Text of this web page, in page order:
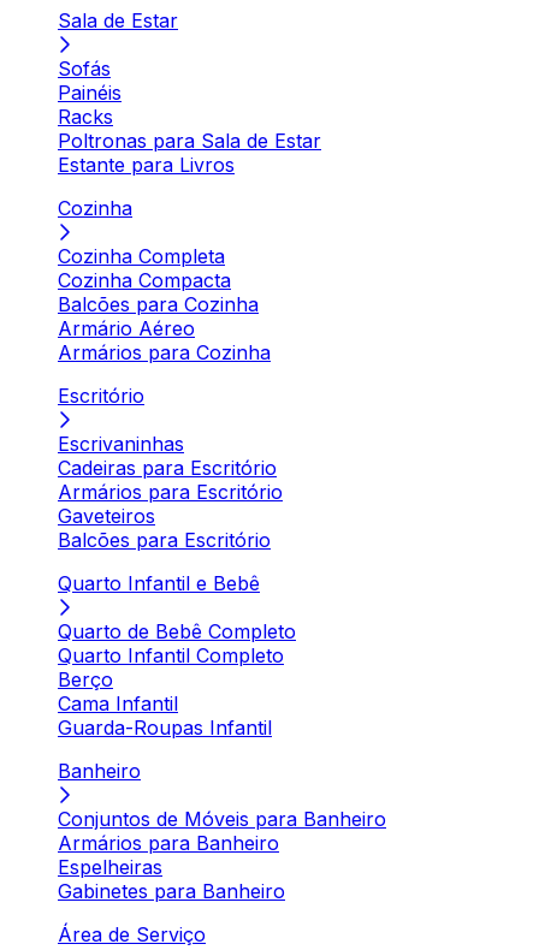
Sala de Estar
Sofás
Painéis
Racks
Poltronas para Sala de Estar
Estante para Livros
Cozinha
Cozinha Completa
Cozinha Compacta
Balcões para Cozinha
Armário Aéreo
Armários para Cozinha
Escritório
Escrivaninhas
Cadeiras para Escritório
Armários para Escritório
Gaveteiros
Balcões para Escritório
Quarto Infantil e Bebê
Quarto de Bebê Completo
Quarto Infantil Completo
Berço
Cama Infantil
Guarda-Roupas Infantil
Banheiro
Conjuntos de Móveis para Banheiro
Armários para Banheiro
Espelheiras
Gabinetes para Banheiro
Área de Serviço